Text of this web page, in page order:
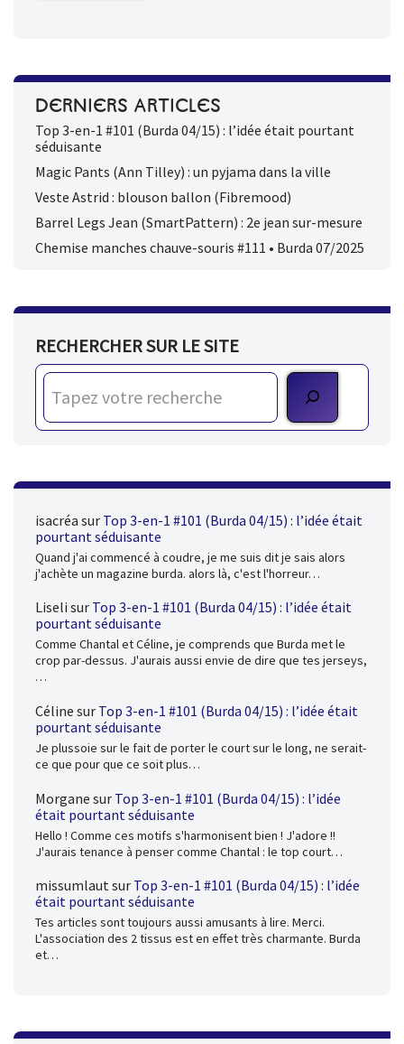
DERNIERS ARTICLES
Top 3-en-1 #101 (Burda 04/15) : l’idée était pourtant
séduisante
Magic Pants (Ann Tilley) : un pyjama dans la ville
Veste Astrid : blouson ballon (Fibremood)
Barrel Legs Jean (SmartPattern) : 2e jean sur-mesure
Chemise manches chauve-souris #111 • Burda 07/2025
RECHERCHER SUR LE SITE
isacréa sur Top 3-en-1 #101 (Burda 04/15) : l’idée était
pourtant séduisante
Quand j'ai commencé à coudre, je me suis dit je sais alors
j'achète un magazine burda. alors là, c'est l'horreur…
Liseli sur Top 3-en-1 #101 (Burda 04/15) : l’idée était
pourtant séduisante
Comme Chantal et Céline, je comprends que Burda met le
crop par-dessus. J'aurais aussi envie de dire que tes jerseys,
…
Céline sur Top 3-en-1 #101 (Burda 04/15) : l’idée était
pourtant séduisante
Je plussoie sur le fait de porter le court sur le long, ne serait-
ce que pour que ce soit plus…
Morgane sur Top 3-en-1 #101 (Burda 04/15) : l’idée
était pourtant séduisante
Hello ! Comme ces motifs s'harmonisent bien ! J'adore !!
J'aurais tenance à penser comme Chantal : le top court…
missumlautsur Top 3-en-1 #101 (Burda 04/15) : l’idée
était pourtant séduisante
Tes articles sont toujours aussi amusants à lire. Merci.
L'association des 2 tissus est en effet très charmante. Burda
et…